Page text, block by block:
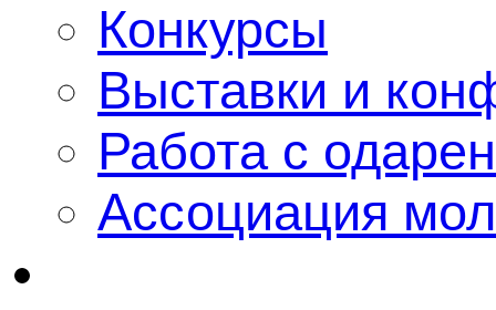
Конкурсы
Выставки и
Работа с
Ассоциация